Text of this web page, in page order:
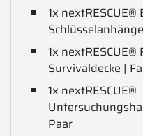
1x
1x
Survivaldecke |
1x nextRESCUE®
Paar